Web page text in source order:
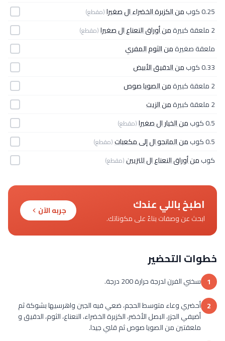
0.25 كوب من الكزبرة الخضراء ال صغيرا(مقطع)
2 ملعقة كبيرة من أوراق النعناع ال صغيرا(مقطع)
ملعقة صغيرةمن الثوم المفري
0.33 كوب
من الدقيق الأبيض
2 ملعقة كبيرة
من الصويا صوص
2 ملعقة كبيرة
من الزيت
0.5 كوب
من الخيار ال صغيرا(مقطع)
0.5 كوب من المانجو ال إلى مكعبات(مقطع)
كوبمن أوراق النعناع ال للتزيين(مقطع)
اطبخ باللي عندك
ابحث عن وصفات بناءً على مكوناتك.
جربه الآن
خطوات التحضير
1 سخني الفرن لدرجة حرارة 200 درجة.
2 أحضري وعاء متوسط الحجم، ضعي فيه الجبن واهرسيها بشوكة ثم
أضيفي الجزر، البصل الأخضر، الكزبرة الخضراء، النعناع، الثوم، الدقيق و
ملعقتين من الصويا صوص ثم قلبي جيدا.